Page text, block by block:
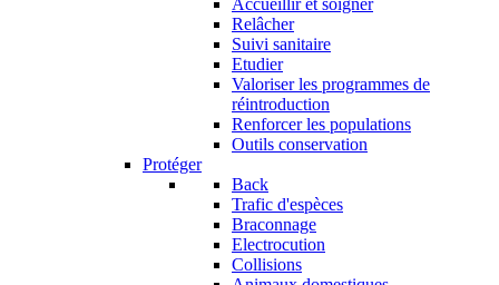
Accueillir et soigner
Relâcher
Suivi sanitaire
Etudier
Valoriser les programmes de
réintroduction
Renforcer les populations
Outils conservation
Protéger
Back
Trafic d'espèces
Braconnage
Electrocution
Collisions